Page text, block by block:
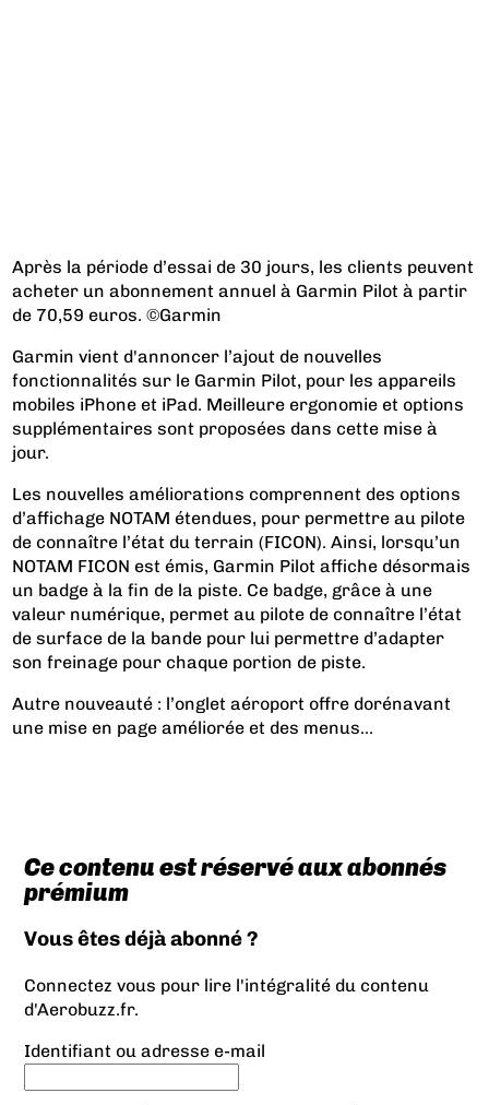
Après la période d’essai de 30 jours, les clients peuvent
acheter un abonnement annuel à Garmin Pilot à partir
de 70,59 euros. ©Garmin
Garmin vient d'annoncer l’ajout de nouvelles
fonctionnalités sur le Garmin Pilot, pour les appareils
mobiles iPhone et iPad. Meilleure ergonomie et options
supplémentaires sont proposées dans cette mise à
jour.
Les nouvelles améliorations comprennent des options
d’affichage NOTAM étendues, pour permettre au pilote
de connaître l’état du terrain (FICON). Ainsi, lorsqu’un
NOTAM FICON est émis, Garmin Pilot affiche désormais
un badge à la fin de la piste. Ce badge, grâce à une
valeur numérique, permet au pilote de connaître l’état
de surface de la bande pour lui permettre d’adapter
son freinage pour chaque portion de piste.
Autre nouveauté : l’onglet aéroport offre dorénavant
une mise en page améliorée et des menus...
Ce contenu est réservé aux abonnés
prémium
Vous êtes déjà abonné ?
Connectez vous pour lire l'intégralité du contenu
d'Aerobuzz.fr.
Identifiant ou adresse e-mail